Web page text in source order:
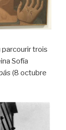
parcourir trois
Sofía
(8 octubre